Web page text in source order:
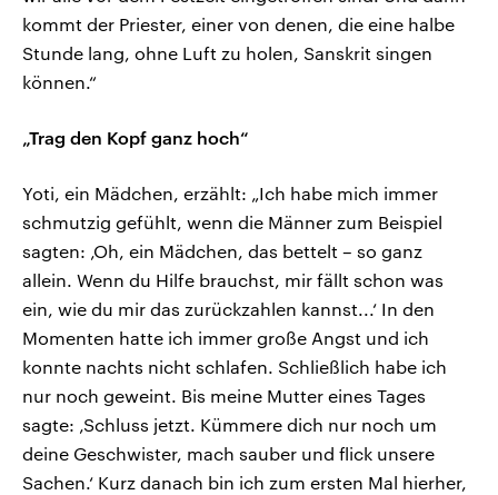
kommt der Priester, einer von denen, die eine halbe
Stunde lang, ohne Luft zu holen, Sanskrit singen
können.“
„Trag den Kopf ganz hoch“
Yoti, ein Mädchen, erzählt: „Ich habe mich immer
schmutzig gefühlt, wenn die Männer zum Beispiel
sagten: ‚Oh, ein Mädchen, das bettelt – so ganz
allein. Wenn du Hilfe brauchst, mir fällt schon was
ein, wie du mir das zurückzahlen kannst...‘ In den
Momenten hatte ich immer große Angst und ich
konnte nachts nicht schlafen. Schließlich habe ich
nur noch geweint. Bis meine Mutter eines Tages
sagte: ‚Schluss jetzt. Kümmere dich nur noch um
deine Geschwister, mach sauber und flick unsere
Sachen.‘ Kurz danach bin ich zum ersten Mal hierher,